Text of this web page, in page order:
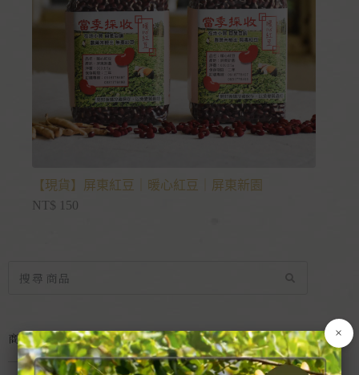
【現貨】屏東紅豆｜暖心紅豆｜屏東新園
NT$ 150
商品分類 ×